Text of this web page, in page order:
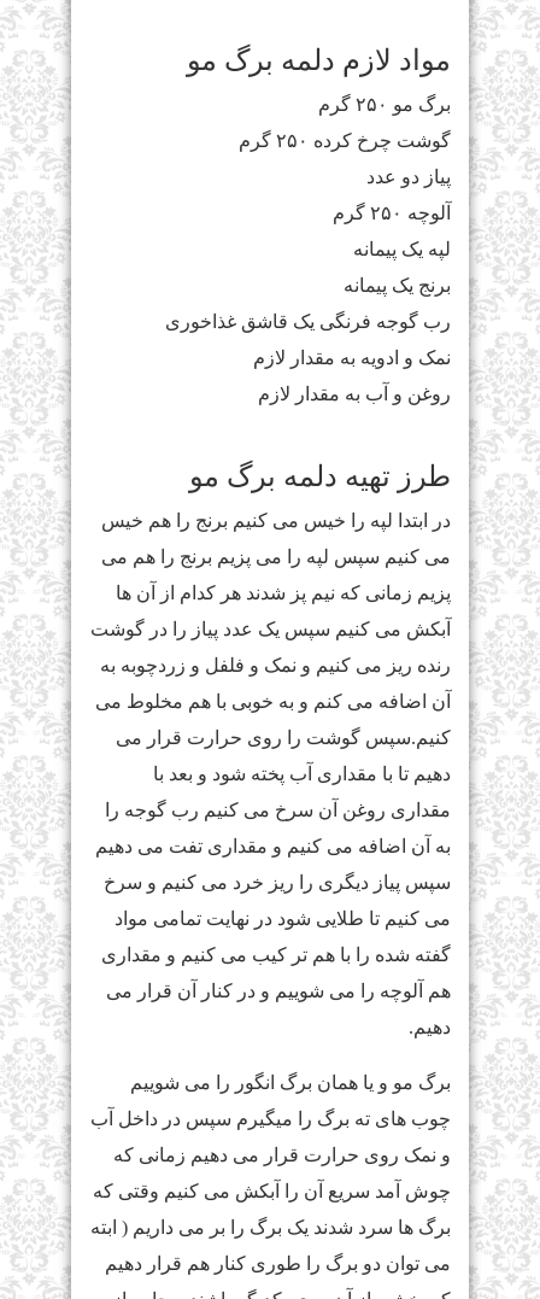
مواد لازم دلمه برگ مو
برگ مو ۲۵۰ گرم
گوشت چرخ کرده ۲۵۰ گرم
پیاز دو عدد
آلوچه ۲۵۰ گرم
لپه یک پیمانه
برنج یک پیمانه
رب گوجه فرنگی یک قاشق غذاخوری
نمک و ادویه به مقدار لازم
روغن و آب به مقدار لازم
طرز تهیه دلمه برگ مو
در ابتدا لپه را خیس می کنیم برنج را هم خیس
می کنیم سپس لپه را می پزیم برنج را هم می
پزیم زمانی که نیم پز شدند هر کدام از آن ها
آبکش می کنیم سپس یک عدد پیاز را در گوشت
رنده ریز می کنیم و نمک و فلفل و زردچوبه به
آن اضافه می کنم و به خوبی با هم مخلوط می
کنیم.سپس گوشت را روی حرارت قرار می
دهیم تا با مقداری آب پخته شود و بعد با
مقداری روغن آن سرخ می کنیم رب گوجه را
به آن اضافه می کنیم و مقداری تفت می دهیم
سپس پیاز دیگری را ریز خرد می کنیم و سرخ
می کنیم تا طلایی شود در نهایت تمامی مواد
گفته شده را با هم تر کیب می کنیم و مقداری
هم آلوچه را می شوییم و در کنار آن قرار می
دهیم.
برگ مو و یا همان برگ انگور را می شوییم
چوب های ته برگ را میگیرم سپس در داخل آب
و نمک روی حرارت قرار می دهیم زمانی که
چوش آمد سریع آن را آبکش می کنیم وقتی که
برگ ها سرد شدند یک برگ را بر می داریم ( ابته
می توان دو برگ را طوری کنار هم قرار دهیم